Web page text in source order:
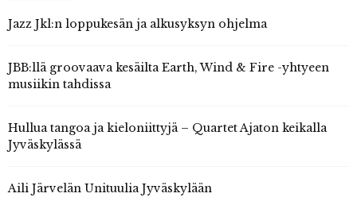
Jazz Jkl:n loppukesän ja alkusyksyn ohjelma
JBB:llä groovaava kesäilta Earth, Wind & Fire -yhtyeen
musiikin tahdissa
Hullua tangoa ja kieloniittyjä – Quartet Ajaton keikalla
Jyväskylässä
Aili Järvelän Unituulia Jyväskylään